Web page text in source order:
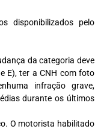
disponibilizados pelo
da categoria deve
E), ter a CNH com foto
infração grave,
durante os últimos
O motorista habilitado